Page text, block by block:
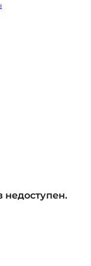
недоступен.